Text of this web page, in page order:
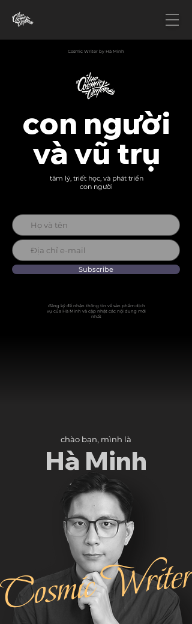
Cosmic Writer by Hà Minh
con người
và vũ trụ
tâm lý, triết học, và phát triển
con người
Subscribe
đăng ký để nhận thông tin về sản phẩm dịch
vụ của Hà Minh và cập nhật các nội dung mới
nhất
chào bạn, mình là
Writer
Hà Minh